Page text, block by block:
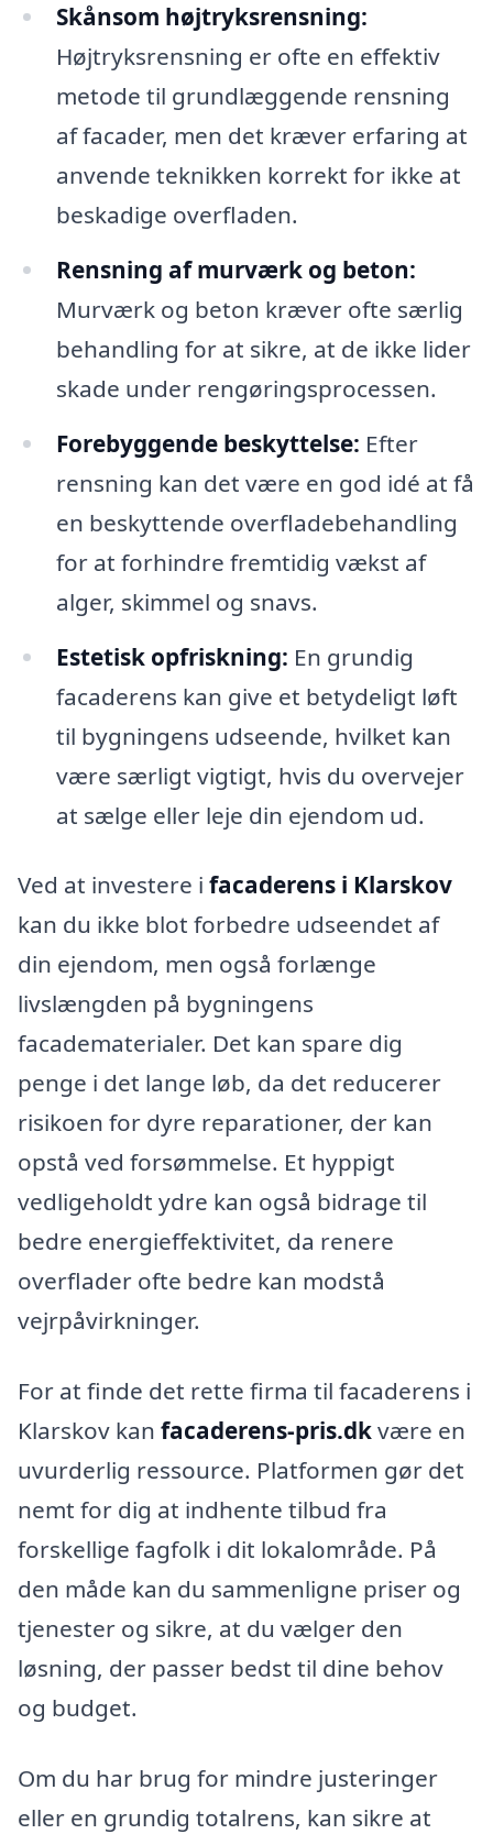
Skånsom højtryksrensning:
Højtryksrensning er ofte en effektiv
metode til grundlæggende rensning
af facader, men det kræver erfaring at
anvende teknikken korrekt for ikke at
beskadige overfladen.
Rensning af murværk og beton:
Murværk og beton kræver ofte særlig
behandling for at sikre, at de ikke lider
skade under rengøringsprocessen.
Forebyggende beskyttelse: Efter
rensning kan det være en god idé at få
en beskyttende overfladebehandling
for at forhindre fremtidig vækst af
alger, skimmel og snavs.
Estetisk opfriskning: En grundig
facaderens kan give et betydeligt løft
til bygningens udseende, hvilket kan
være særligt vigtigt, hvis du overvejer
at sælge eller leje din ejendom ud.
Ved at investere i facaderens i Klarskov
kan du ikke blot forbedre udseendet af
din ejendom, men også forlænge
livslængden på bygningens
facadematerialer. Det kan spare dig
penge i det lange løb, da det reducerer
risikoen for dyre reparationer, der kan
opstå ved forsømmelse. Et hyppigt
vedligeholdt ydre kan også bidrage til
bedre energieffektivitet, da renere
overflader ofte bedre kan modstå
vejrpåvirkninger.
For at finde det rette firma til facaderens i
Klarskov kan facaderens-pris.dkvære en
uvurderlig ressource. Platformen gør det
nemt for dig at indhente tilbud fra
forskellige fagfolk i dit lokalområde. På
den måde kan du sammenligne priser og
tjenester og sikre, at du vælger den
løsning, der passer bedst til dine behov
og budget.
Om du har brug for mindre justeringer
eller en grundig totalrens, kan sikre at